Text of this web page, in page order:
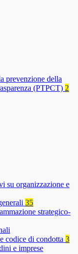
prevenzione della
(PTPCT) 2
su organizzazione e
35
strategico-
codice di condotta 3
e imprese